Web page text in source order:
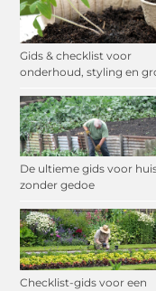
Gids & checklist voor
onderhoud, styling en
De ultieme gids voor
zonder gedoe
Checklist-gids voor een